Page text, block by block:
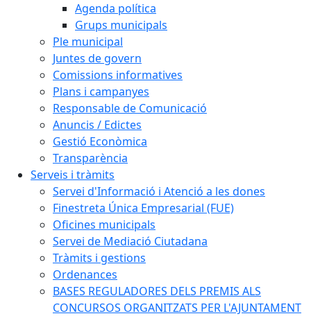
Agenda política
Grups municipals
Ple municipal
Juntes de govern
Comissions informatives
Plans i campanyes
Responsable de Comunicació
Anuncis / Edictes
Gestió Econòmica
Transparència
Serveis i tràmits
Servei d'Informació i Atenció a les dones
Finestreta Única Empresarial (FUE)
Oficines municipals
Servei de Mediació Ciutadana
Tràmits i gestions
Ordenances
BASES REGULADORES DELS PREMIS ALS
CONCURSOS ORGANITZATS PER L'AJUNTAMENT